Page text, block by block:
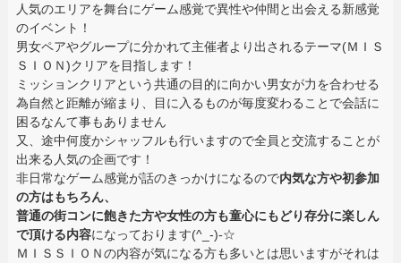
人気のエリアを舞台にゲーム感覚で異性や仲間と出会える新感覚
のイベント！
男女ペアやグループに分かれて主催者より出されるテーマ(ＭＩＳ
ＳＩＯＮ)クリアを目指します！
ミッションクリアという共通の目的に向かい男女が力を合わせる
為自然と距離が縮まり、目に入るものが毎度変わることで会話に
困るなんて事もありません
又、途中何度かシャッフルも行いますので全員と交流することが
出来る人気の企画です！
非日常なゲーム感覚が話のきっかけになるので内気な方や初参加
の方はもちろん、
普通の街コンに飽きた方や女性の方も童心にもどり存分に楽しん
で頂ける内容になっております(^_-)-☆
ＭＩＳＳＩＯＮの内容が気になる方も多いとは思いますがそれは